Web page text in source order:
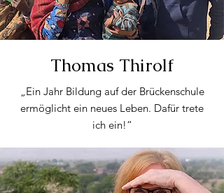
Thomas Thirolf
„Ein Jahr Bildung auf der Brückenschule
ermöglicht ein neues Leben. Dafür trete
ich ein!“